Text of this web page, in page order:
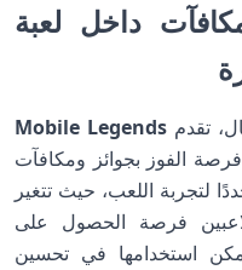
داخل لعبة
تقدم Mobile Legends
فرصة الفوز بجوائز ومكافآت
لتجربة اللعب، حيث تتغير
فرصة الحصول على
استخدامها في تحسين